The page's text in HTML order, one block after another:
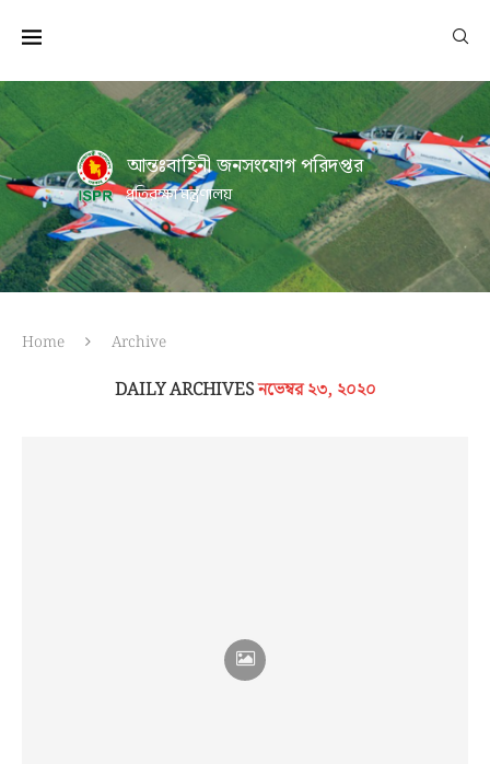
আন্তঃবাহিনী জনসংযোগ পরিদপ্তর
প্রতিরক্ষা মন্ত্রণালয়
Home Archive
DAILY ARCHIVESনভেম্বর ২৩, ২০২০